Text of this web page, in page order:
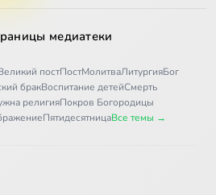
медиатеки
постПостМолитваЛитургияБог
бракВоспитание детейСмерть
религияПокров Богородицы
ПятидесятницаВсе темы →